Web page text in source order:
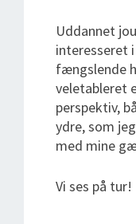
Uddannet
interesseret
fængslende
veletableret
perspektiv,
ydre, som
med mine
Vi ses på tur!